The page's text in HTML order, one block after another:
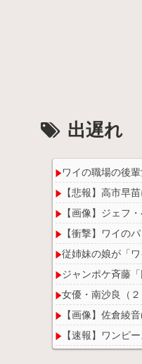
出遅れ
ワイの職場の後
【悲報】高市早
【画像】ジェフ
【衝撃】ワイの
従姉妹の娘が「
ジャンポケ斉藤
女優・南沙良（
【画像】佐倉綾
【速報】ワンピ